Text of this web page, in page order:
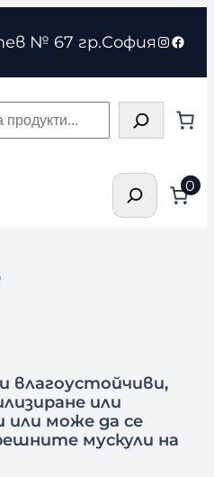
№ 67 гр.София
Търсене0
влагоустойчиви,
или
или може да се
мускули на